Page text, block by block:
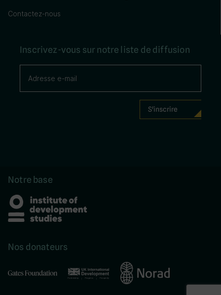
Contactez-nous
Inscrivez-vous sur notre liste de diffusion
Notre base
Nos donateurs